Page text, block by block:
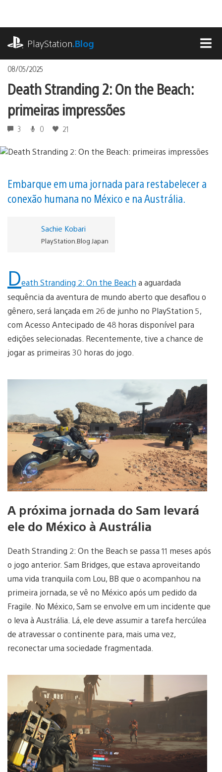
o
conteúdo
PlayStation.Blog
08/05/2025
Death Stranding 2: On the Beach:
primeiras impressões
3 0 21
Embarque em uma jornada para restabelecer a
conexão humana no México e na Austrália.
Sachie Kobari
PlayStation.Blog Japan
Death Stranding 2: On the Beach a aguardada
sequência da aventura de mundo aberto que desafiou o
gênero, será lançada em 26 de junho no PlayStation 5,
com Acesso Antecipado de 48 horas disponível para
edições selecionadas. Recentemente, tive a chance de
jogar as primeiras 30 horas do jogo.
A próxima jornada do Sam levará
ele do México à Austrália
Death Stranding 2: On the Beach se passa 11 meses após
o jogo anterior. Sam Bridges, que estava aproveitando
uma vida tranquila com Lou, BB que o acompanhou na
primeira jornada, se vê no México após um pedido da
Fragile. No México, Sam se envolve em um incidente que
o leva à Austrália. Lá, ele deve assumir a tarefa hercúlea
de atravessar o continente para, mais uma vez,
reconectar uma sociedade fragmentada.